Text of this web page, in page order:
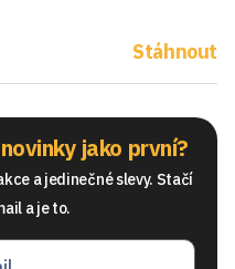
Stáhnout
jako první?
a jedinečné slevy. Stačí
a je to.